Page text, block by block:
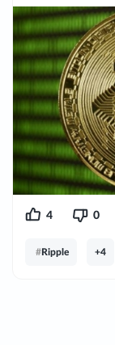
4 0
#Ripple +4